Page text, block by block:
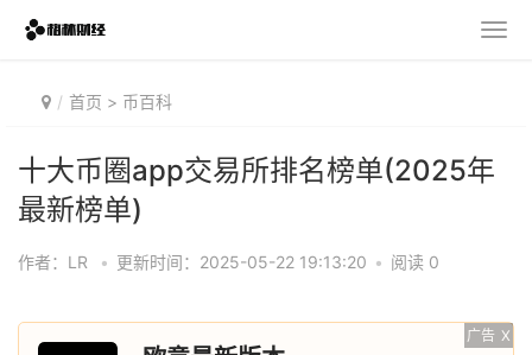
首页 > 币百科
十大币圈app交易所排名榜单(2025年
最新榜单)
作者：LR • 更新时间：2025-05-22 19:13:20 • 阅读 0
广告 X